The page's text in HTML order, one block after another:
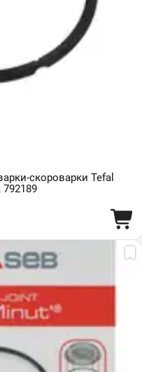
скороварки Tefal
792189